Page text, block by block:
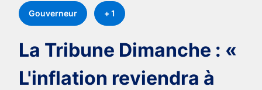
Gouverneur + 1
La Tribune Dimanche : «
L'inflation reviendra à